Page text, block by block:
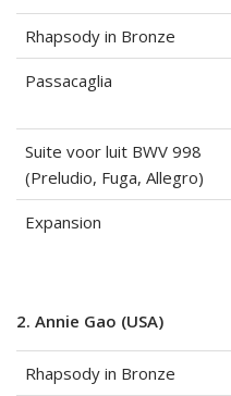
Rhapsody in Bronze
Passacaglia
Suite voor luit BWV 998
(Preludio, Fuga, Allegro)
Expansion
2. Annie Gao (USA)
Rhapsody in Bronze